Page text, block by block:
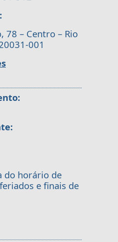
78 – Centro – Rio
001
do horário de
e finais de